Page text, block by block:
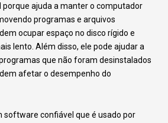
porque ajuda a manter o computador
programas e arquivos
ocupar espaço no disco rígido e
lento. Além disso, ele pode ajudar a
que não foram desinstalados
afetar o desempenho do
software confiável que é usado por